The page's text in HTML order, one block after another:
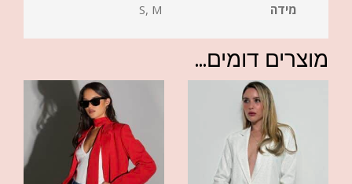
מידה S, M
מוצרים דומים...